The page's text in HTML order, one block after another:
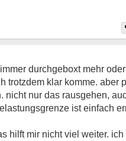
durchgeboxt mehr
trotzdem klar komme. aber
nicht nur das rausgehen,
ist einfach
hilft mir nicht viel weiter.